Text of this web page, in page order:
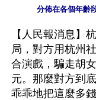
【人民報消息】
局，對方用杭州
合演戲，騙走胡
元。那麼對方到
乖乖地把這麼多